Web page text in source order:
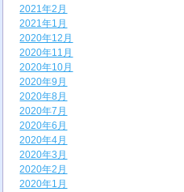
2021年2月
2021年1月
2020年12月
2020年11月
2020年10月
2020年9月
2020年8月
2020年7月
2020年6月
2020年4月
2020年3月
2020年2月
2020年1月